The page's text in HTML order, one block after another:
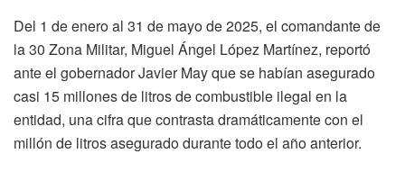
Del 1 de enero al 31 de mayo de 2025, el comandante de
la 30 Zona Militar, Miguel Ángel López Martínez, reportó
ante el gobernador Javier May que se habían asegurado
casi 15 millones de litros de combustible ilegal en la
entidad, una cifra que contrasta dramáticamente con el
millón de litros asegurado durante todo el año anterior.